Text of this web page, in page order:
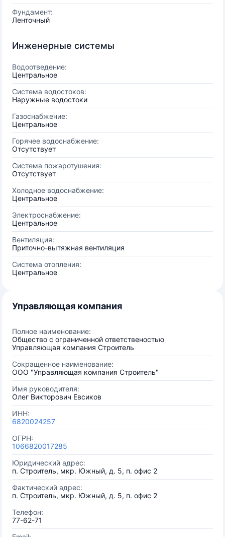
Фундамент:
Ленточный
Инженерные системы
Водоотведение:
Центральное
Система водостоков:
Наружные водостоки
Газоснабжение:
Центральное
Горячее водоснабжение:
Отсутствует
Система пожаротушения:
Отсутствует
Холодное водоснабжение:
Центральное
Электроснабжение:
Центральное
Вентиляция:
Приточно-вытяжная вентиляция
Система отопления:
Центральное
Управляющая компания
Полное наименование:
Общество с ограниченной ответственостью
Управляющая компания Строитель
Сокращенное наименование:
ООО "Управляющая компания Строитель"
Имя руководителя:
Олег Викторович Евсиков
ИНН:
6820024257
ОГРН:
1066820017285
Юридический адрес:
п. Строитель, мкр. Южный, д. 5, п. офис 2
Фактический адрес:
п. Строитель, мкр. Южный, д. 5, п. офис 2
Телефон:
77-62-71